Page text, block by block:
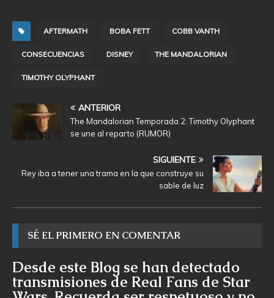
AFTERMATH BOBA FETT COBB VANTH
CONSECUENCIAS DISNEY THE MANDALORIAN
TIMOTHY OLYPHANT
ANTERIOR
The Mandalorian Temporada 2: Timothy Olyphant
se une al reparto (RUMOR)
SIGUIENTE
Rey iba a tener una trama en la que construye su
sable de luz
SÉ EL PRIMERO EN COMENTAR
Desde este Blog se han detectado
transmisiones de Real Fans de Star